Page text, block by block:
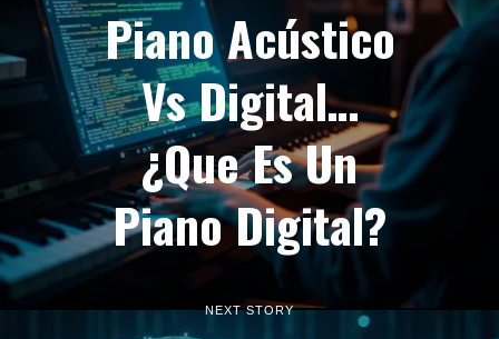
Piano Acústico
Vs Digital…
¿Que Es Un
Piano Digital?
NEXT STORY